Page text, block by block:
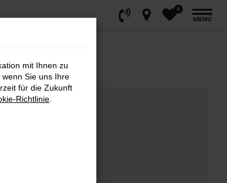
0
MENÜ
mit Ihnen zu
Sie uns Ihre
für die Zukunft
Richtlinie